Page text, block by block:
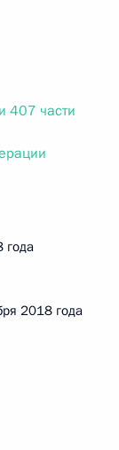
407 части
года